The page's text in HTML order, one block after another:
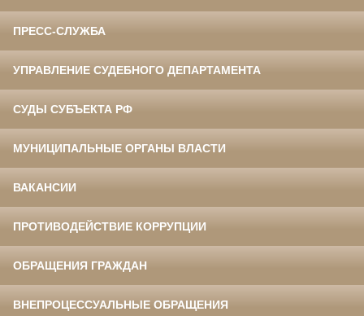
ПРЕСС-СЛУЖБА
УПРАВЛЕНИЕ СУДЕБНОГО ДЕПАРТАМЕНТА
СУДЫ СУБЪЕКТА РФ
МУНИЦИПАЛЬНЫЕ ОРГАНЫ ВЛАСТИ
ВАКАНСИИ
ПРОТИВОДЕЙСТВИЕ КОРРУПЦИИ
ОБРАЩЕНИЯ ГРАЖДАН
ВНЕПРОЦЕССУАЛЬНЫЕ ОБРАЩЕНИЯ